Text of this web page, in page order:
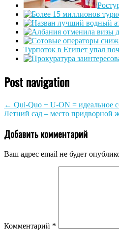
Турпоток в Египет упал
Post navigation
← Qui-Quo + U-ON = идеальное
Летний сад – место придворной
Добавить комментарий
Ваш адрес email не будет
Комментарий *